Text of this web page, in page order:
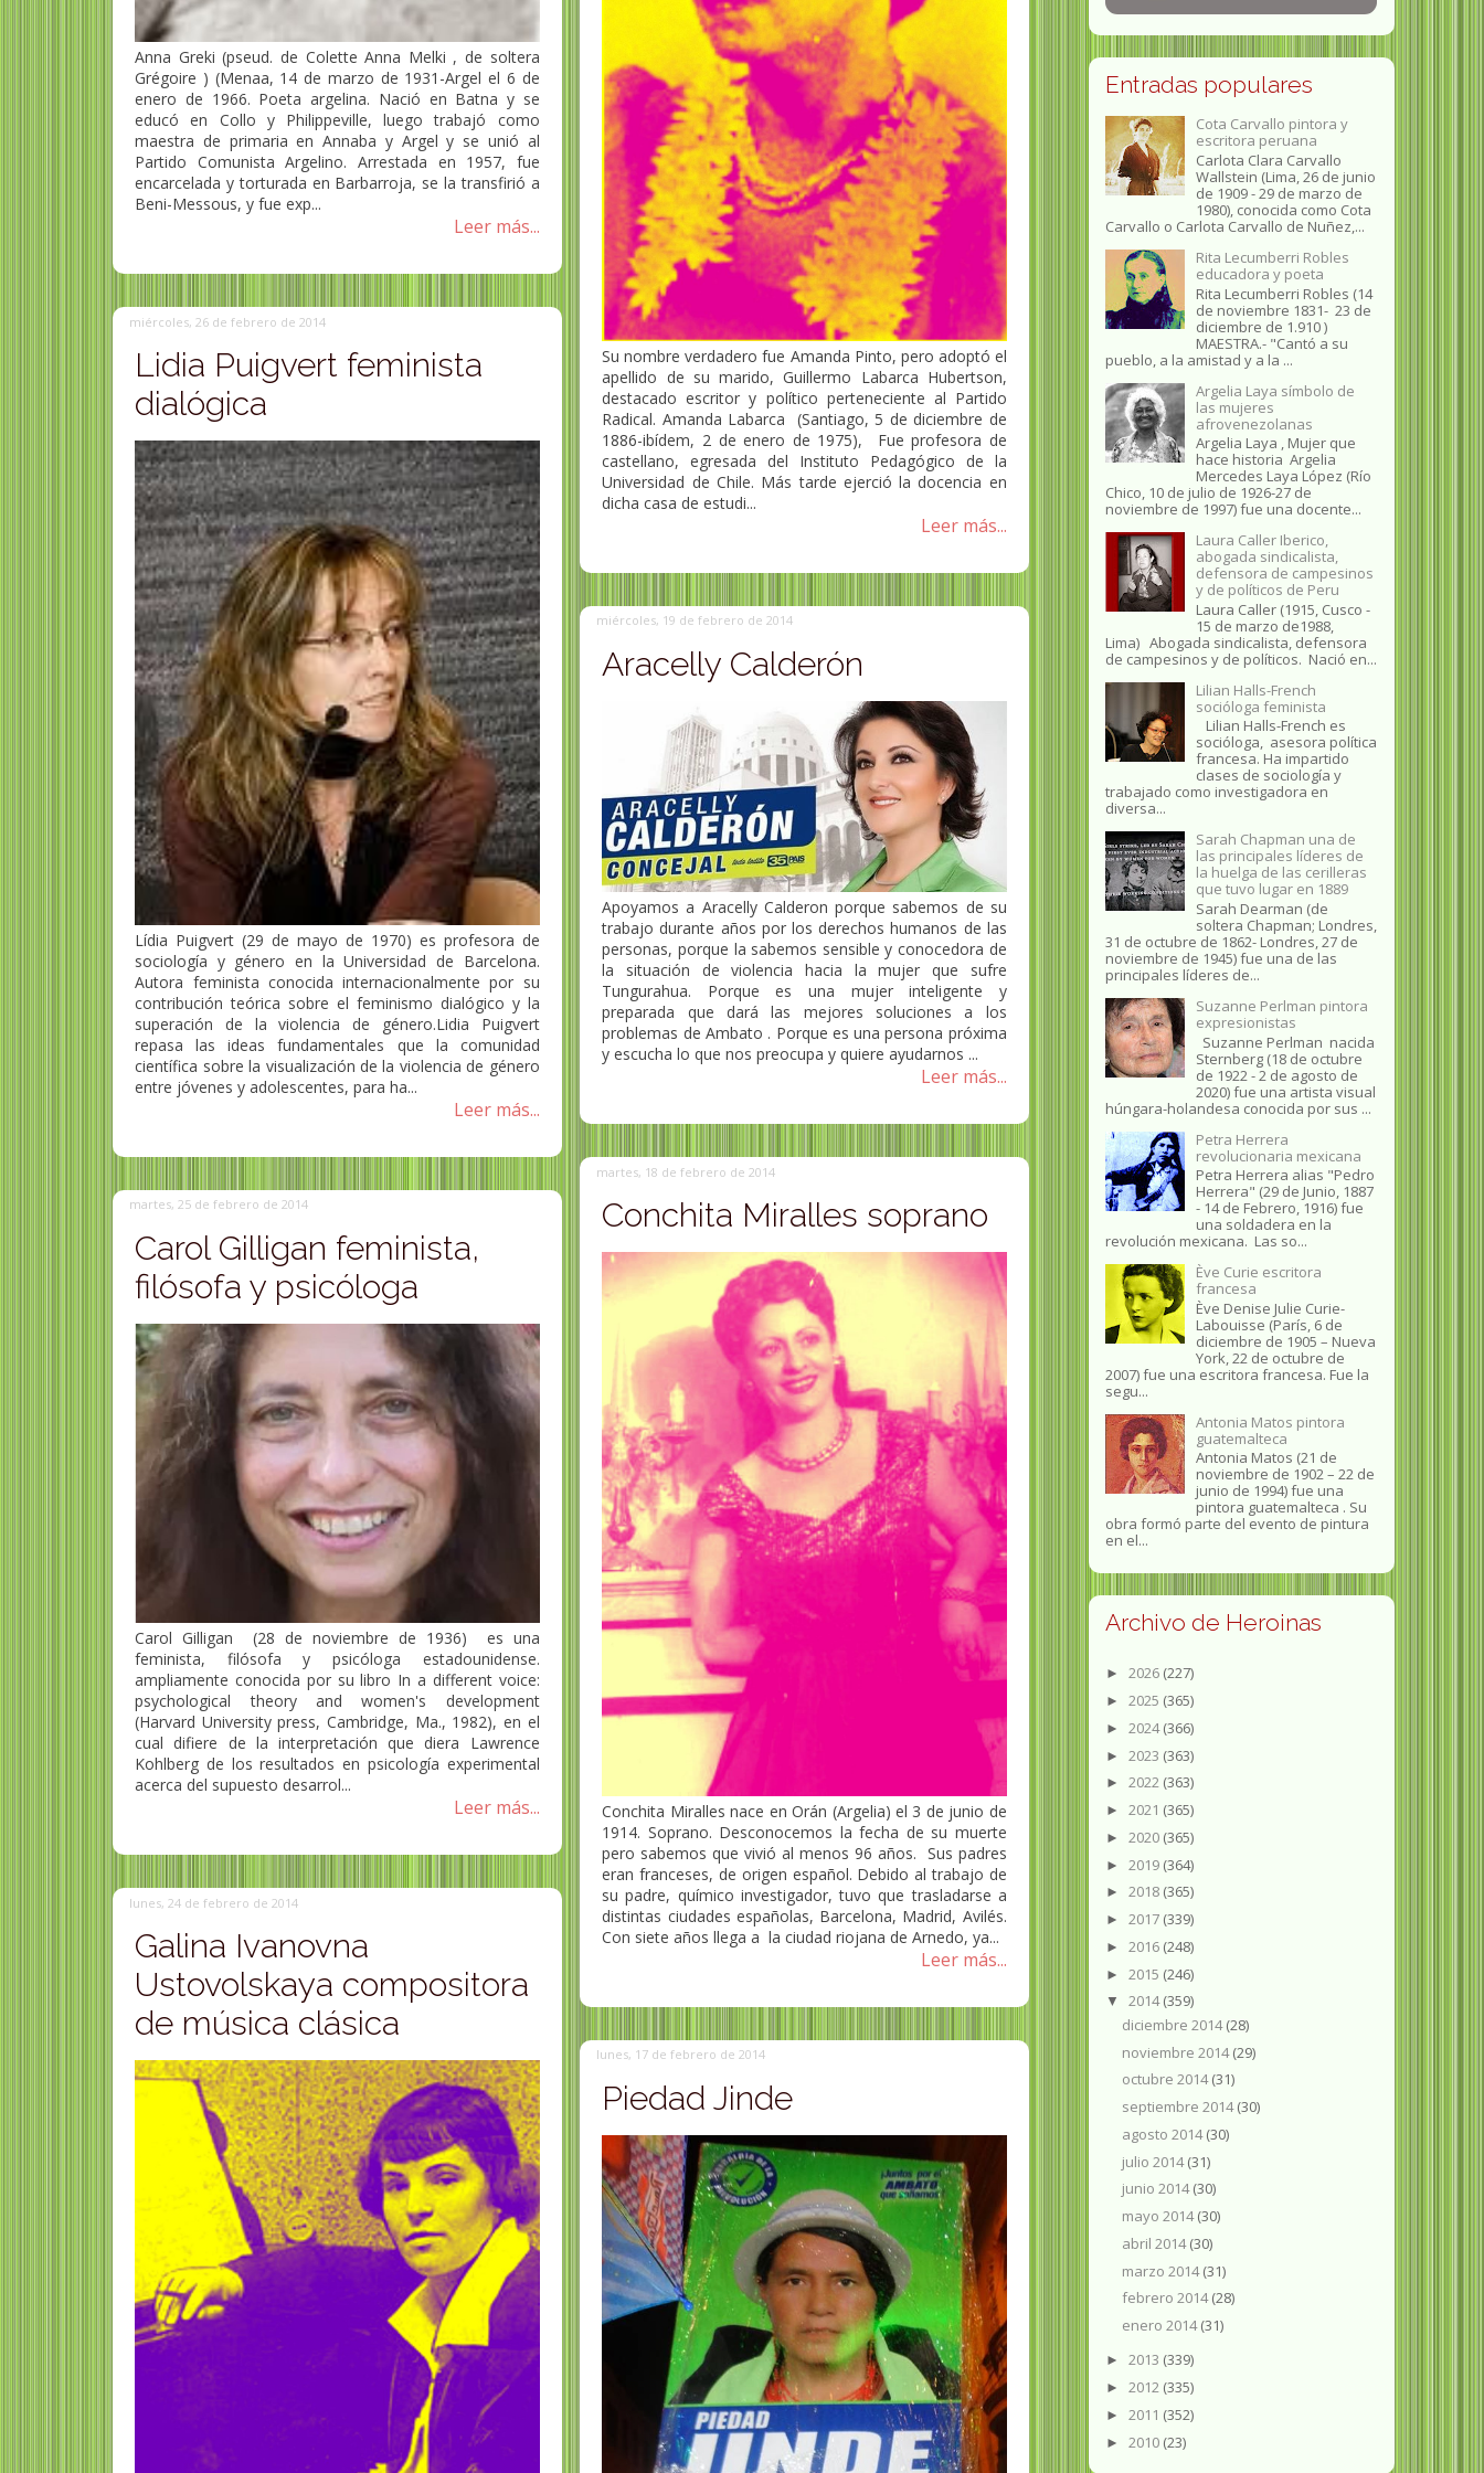
Anna Greki (pseud. de Colette Anna Melki , de soltera
Grégoire ) (Menaa, 14 de marzo de 1931-Argel el 6 de
enero de 1966. Poeta argelina. Nació en Batna y se
educó en Collo y Philippeville, luego trabajó como
maestra de primaria en Annaba y Argel y se unió al
Partido Comunista Argelino. Arrestada en 1957, fue
encarcelada y torturada en Barbarroja, se la transfirió a
Beni-Messous, y fue exp...
Leer más...
miércoles, 26 de febrero de 2014
Lidia Puigvert feminista
dialógica
Lídia Puigvert (29 de mayo de 1970) es profesora de
sociología y género en la Universidad de Barcelona.
Autora feminista conocida internacionalmente por su
contribución teórica sobre el feminismo dialógico y la
superación de la violencia de género.Lidia Puigvert
repasa las ideas fundamentales que la comunidad
científica sobre la visualización de la violencia de género
entre jóvenes y adolescentes, para ha...
Leer más...
martes, 25 de febrero de 2014
Carol Gilligan feminista,
filósofa y psicóloga
Carol Gilligan (28 de noviembre de 1936) es una
feminista, filósofa y psicóloga estadounidense.
ampliamente conocida por su libro In a different voice:
psychological theory and women's development
(Harvard University press, Cambridge, Ma., 1982), en el
cual difiere de la interpretación que diera Lawrence
Kohlberg de los resultados en psicología experimental
acerca del supuesto desarrol...
Leer más...
lunes, 24 de febrero de 2014
Galina Ivanovna
Ustovolskaya compositora
de música clásica
Su nombre verdadero fue Amanda Pinto, pero adoptó el
apellido de su marido, Guillermo Labarca Hubertson,
destacado escritor y político perteneciente al Partido
Radical. Amanda Labarca (Santiago, 5 de diciembre de
1886-ibídem, 2 de enero de 1975), Fue profesora de
castellano, egresada del Instituto Pedagógico de la
Universidad de Chile. Más tarde ejerció la docencia en
dicha casa de estudi...
Leer más...
miércoles, 19 de febrero de 2014
Aracelly Calderón
Apoyamos a Aracelly Calderon porque sabemos de su
trabajo durante años por los derechos humanos de las
personas, porque la sabemos sensible y conocedora de
la situación de violencia hacia la mujer que sufre
Tungurahua. Porque es una mujer inteligente y
preparada que dará las mejores soluciones a los
problemas de Ambato . Porque es una persona próxima
y escucha lo que nos preocupa y quiere ayudarnos ...
Leer más...
martes, 18 de febrero de 2014
Conchita Miralles soprano
Conchita Miralles nace en Orán (Argelia) el 3 de junio de
1914. Soprano. Desconocemos la fecha de su muerte
pero sabemos que vivió al menos 96 años. Sus padres
eran franceses, de origen español. Debido al trabajo de
su padre, químico investigador, tuvo que trasladarse a
distintas ciudades españolas, Barcelona, Madrid, Avilés.
Con siete años llega a la ciudad riojana de Arnedo, ya...
Leer más...
lunes, 17 de febrero de 2014
Piedad Jinde
Entradas populares
Cota Carvallo pintora y
escritora peruana
Carlota Clara Carvallo
Wallstein (Lima, 26 de junio
de 1909 - 29 de marzo de
1980), conocida como Cota
Carvallo o Carlota Carvallo de Nuñez,...
Rita Lecumberri Robles
educadora y poeta
Rita Lecumberri Robles (14
de noviembre 1831- 23 de
diciembre de 1.910 )
MAESTRA.- "Cantó a su
pueblo, a la amistad y a la ...
Argelia Laya símbolo de
las mujeres
afrovenezolanas
Argelia Laya , Mujer que
hace historia Argelia
Mercedes Laya López (Río
Chico, 10 de julio de 1926-27 de
noviembre de 1997) fue una docente...
Laura Caller Iberico,
abogada sindicalista,
defensora de campesinos
y de políticos de Peru
Laura Caller (1915, Cusco -
15 de marzo de1988,
Lima) Abogada sindicalista, defensora
de campesinos y de políticos. Nació en...
Lilian Halls-French
socióloga feminista
Lilian Halls-French es
socióloga, asesora política
francesa. Ha impartido
clases de sociología y
trabajado como investigadora en
diversa...
Sarah Chapman una de
las principales líderes de
la huelga de las cerilleras
que tuvo lugar en 1889
Sarah Dearman (de
soltera Chapman; Londres,
31 de octubre de 1862​- Londres, 27 de
noviembre de 1945)​ fue una de las
principales líderes de...
Suzanne Perlman pintora
expresionistas
Suzanne Perlman nacida
Sternberg (18 de octubre
de 1922 - 2 de agosto de
2020) fue una artista visual
húngara-holandesa conocida por sus ...
Petra Herrera
revolucionaria mexicana
Petra Herrera alias "Pedro
Herrera" (29 de Junio, 1887
- 14 de Febrero, 1916) fue
una soldadera en la
revolución mexicana. Las so...
Ève Curie escritora
francesa
Ève Denise Julie Curie-
Labouisse (París, 6 de
diciembre de 1905 – Nueva
York, 22 de octubre de
2007) fue una escritora francesa. Fue la
segu...
Antonia Matos pintora
guatemalteca
Antonia Matos (21 de
noviembre de 1902 – 22 de
junio de 1994) fue una
pintora guatemalteca . Su
obra formó parte del evento de pintura
en el...
Archivo de Heroinas
► 2026 (227)
► 2025 (365)
► 2024(366)
► 2023 (363)
► 2022 (363)
► 2021 (365)
► 2020 (365)
► 2019 (364)
► 2018 (365)
► 2017 (339)
► 2016 (248)
► 2015 (246)
▼ 2014(359)
diciembre 2014(28)
noviembre 2014(29)
octubre 2014(31)
septiembre 2014(30)
agosto 2014(30)
julio 2014(31)
junio 2014(30)
mayo 2014(30)
abril 2014(30)
marzo 2014(31)
febrero 2014(28)
enero 2014(31)
► 2013 (339)
► 2012 (335)
► 2011 (352)
► 2010 (23)